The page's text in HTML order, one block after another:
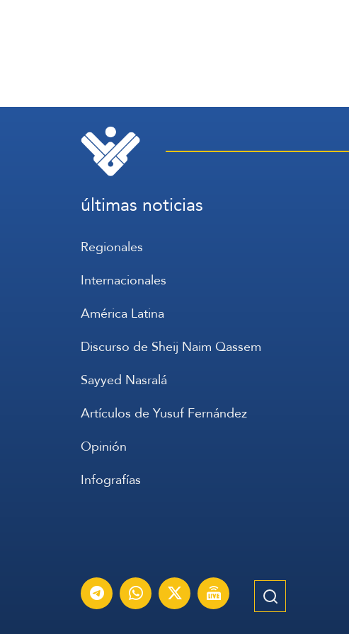
últimas noticias
Regionales
Internacionales
América Latina
Discurso de Sheij Naim Qassem
Sayyed Nasralá
Artículos de Yusuf Fernández
Opinión
Infografías